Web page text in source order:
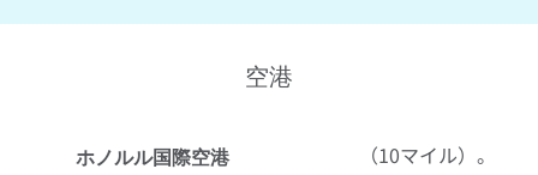
空港
ホノルル国際空港
（10マイル）。